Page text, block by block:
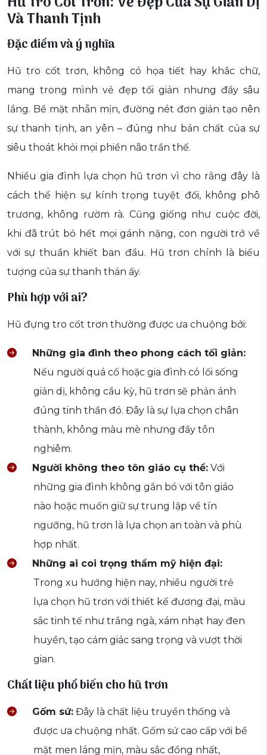
Và Thanh Tịnh
Đặc điểm và ý nghĩa
Hũ tro cốt trơn, không có họa tiết hay khắc chữ,
mang trong mình vẻ đẹp tối giản nhưng đầy sâu
lắng. Bề mặt nhẵn mịn, đường nét đơn giản tạo nên
sự thanh tịnh, an yên – đúng như bản chất của sự
siêu thoát khỏi mọi phiền não trần thế.
Nhiều gia đình lựa chọn hũ trơn vì cho rằng đây là
cách thể hiện sự kính trọng tuyệt đối, không phô
trương, không rườm rà. Cũng giống như cuộc đời,
khi đã trút bỏ hết mọi gánh nặng, con người trở về
với sự thuần khiết ban đầu. Hũ trơn chính là biểu
tượng của sự thanh thản ấy.
Phù hợp với ai?
Hũ đựng tro cốt trơn thường được ưa chuộng bởi:
Những gia đình theo phong cách tối giản:
Nếu người quá cố hoặc gia đình có lối sống
giản dị, không cầu kỳ, hũ trơn sẽ phản ánh
đúng tinh thần đó. Đây là sự lựa chọn chân
thành, không màu mè nhưng đầy tôn
nghiêm.
Người không theo tôn giáo cụ thể: Với
những gia đình không gắn bó với tôn giáo
nào hoặc muốn giữ sự trung lập về tín
ngưỡng, hũ trơn là lựa chọn an toàn và phù
hợp nhất.
Những ai coi trọng thẩm mỹ hiện đại:
Trong xu hướng hiện nay, nhiều người trẻ
lựa chọn hũ trơn với thiết kế đương đại, màu
sắc tinh tế như trắng ngà, xám nhạt hay đen
huyền, tạo cảm giác sang trọng và vượt thời
gian.
Chất liệu phổ biến cho hũ trơn
Gốm sứ: Đây là chất liệu truyền thống và
được ưa chuộng nhất. Gốm sứ cao cấp với bề
mặt men láng mịn, màu sắc đồng nhất,